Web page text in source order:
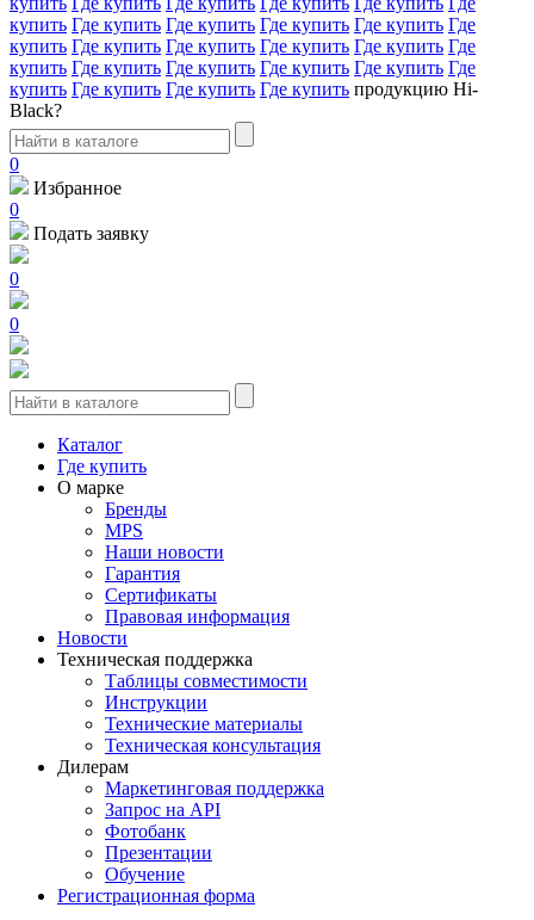
купить Где купить Где купить Где купить Где купить Где
купить Где купить Где купить Где купить Где купить Где
купить Где купить Где купить Где купить Где купить Где
купить Где купить Где купить Где купить продукцию Hi-
Black?
0
Избранное
0
Подать заявку
0
0
Каталог
Где купить
О марке
Бренды
MPS
Наши новости
Гарантия
Сертификаты
Правовая информация
Новости
Техническая поддержка
Таблицы совместимости
Инструкции
Технические материалы
Техническая консультация
Дилерам
Маркетинговая поддержка
Запрос на API
Фотобанк
Презентации
Обучение
Регистрационная форма